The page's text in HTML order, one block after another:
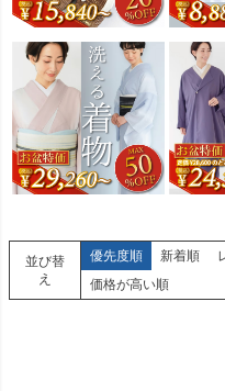
並び替
え
優先度順 新着順
価格が高い順